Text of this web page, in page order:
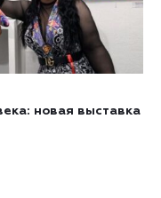
новая выставка